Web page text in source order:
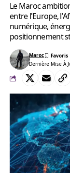
Le Maroc
entre l'Europe,
numérique,
positionnement
Dernière Mise À
Maroc